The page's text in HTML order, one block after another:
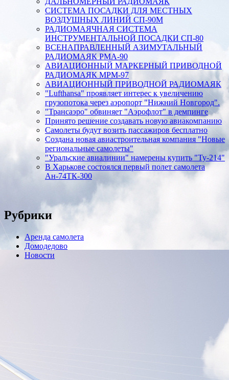
СИСТЕМА ПОСАДКИ ДЛЯ МЕСТНЫХ
ВОЗДУШНЫХ ЛИНИЙ СП-90М
РАДИОМАЯЧНАЯ СИСТЕМА
ИНСТРУМЕНТАЛЬНОЙ ПОСАДКИ СП-80
ВСЕНАПРАВЛЕННЫЙ АЗИМУТАЛЬНЫЙ
РАДИОМАЯК РМА-90
АВИАЦИОННЫЙ МАРКЕРНЫЙ ПРИВОДНОЙ
РАДИОМАЯК МРМ-97
АВИАЦИОННЫЙ ПРИВОДНОЙ РАДИОМАЯК
"Lufthansa" проявляет интерес к увеличению
грузопотока через аэропорт "Нижний Новгород".
"Трансаэро" обвиняет "Аэрофлот" в демпинге
Принято решение создавать новую авиакомпанию
Самолеты будут возить пассажиров бесплатно
Создана новая авиастроительная компания "Новые
региональные самолеты"
"Уральские авиалинии" намерены купить "Ту-214"
В Харькове состоялся первый полет самолета
Ан-74ТК-300
Рубрики
Аренда самолета
Домодедово
Новости